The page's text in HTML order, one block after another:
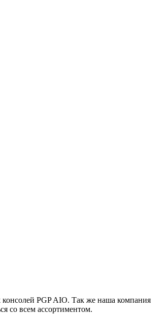
PGP AIO. Так же наша компания
со всем ассортиментом.